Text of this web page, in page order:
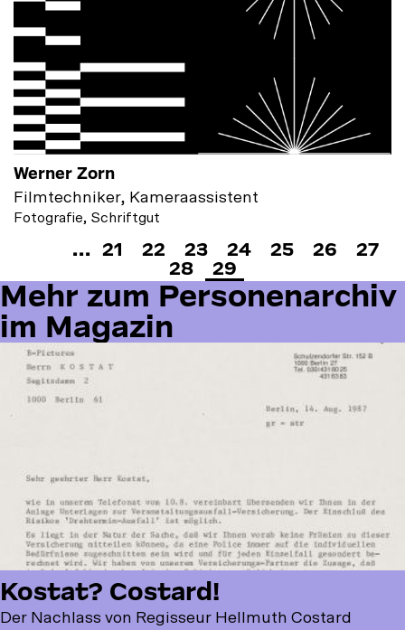
Werner Zorn
Filmtechniker, Kameraassistent
Fotografie, Schriftgut
Seitennummerierung
… Seite
21 Seite
22 Seite
23 Seite
24 Seite
25 Seite
26 Seite
27
Seite
28 Seite
29
Mehr
zum
Personenarchiv
im
Magazin
Mehr zum Personenarchiv
im Magazin
Kostat? Costard!
Der Nachlass von Regisseur Hellmuth Costard